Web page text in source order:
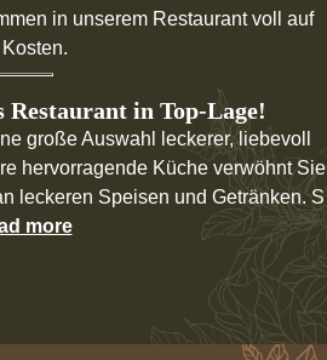
in unserem Restaurant voll auf
Restaurant in Top-Lage!
große Auswahl leckerer, liebevoll
hervorragende Küche verwöhnt Sie
leckeren Speisen und Getränken. S
more